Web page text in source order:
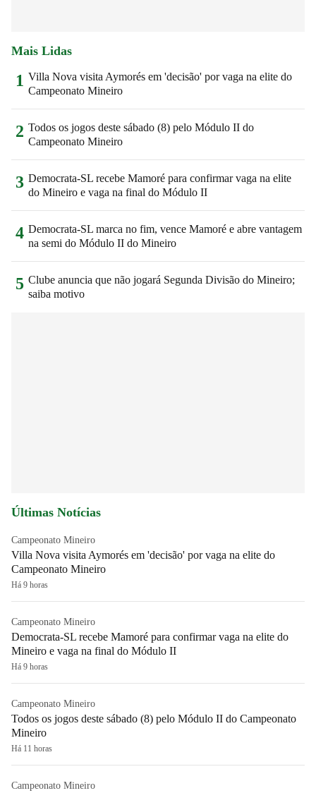
Mais Lidas
1 Villa Nova visita Aymorés em 'decisão' por vaga na elite do
Campeonato Mineiro
2 Todos os jogos deste sábado (8) pelo Módulo II do
Campeonato Mineiro
3 Democrata-SL recebe Mamoré para confirmar vaga na elite
do Mineiro e vaga na final do Módulo II
4 Democrata-SL marca no fim, vence Mamoré e abre vantagem
na semi do Módulo II do Mineiro
5 Clube anuncia que não jogará Segunda Divisão do Mineiro;
saiba motivo
Últimas Notícias
Campeonato Mineiro
Villa Nova visita Aymorés em 'decisão' por vaga na elite do
Campeonato Mineiro
Há 9 horas
Campeonato Mineiro
Democrata-SL recebe Mamoré para confirmar vaga na elite do
Mineiro e vaga na final do Módulo II
Há 9 horas
Campeonato Mineiro
Todos os jogos deste sábado (8) pelo Módulo II do Campeonato
Mineiro
Há 11 horas
Campeonato Mineiro